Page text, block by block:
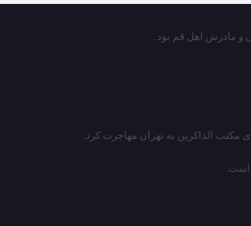
و مادرش اهل قم بود.
مکتب الذاکرین به تهران مهاجرت کرد.
است.